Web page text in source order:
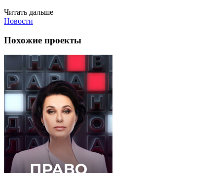
Читать дальше
Новости
Похожие проекты